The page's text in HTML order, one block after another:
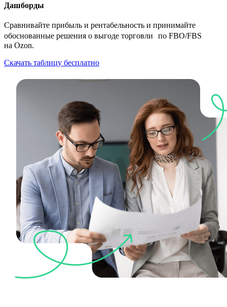
Дашборды
Сравнивайте прибыль и рентабельность и принимайте
обоснованные решения о выгоде торговли по FBO/FBS
на Ozon.
Скачать таблицу бесплатно